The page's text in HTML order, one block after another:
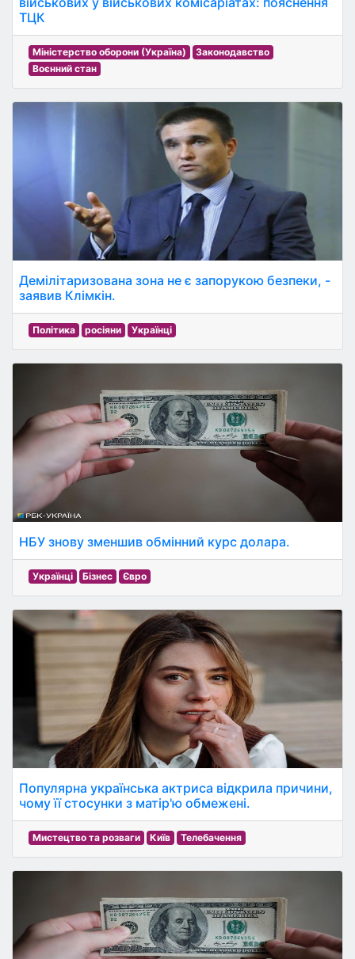
ТЦК
Міністерство оборони (Україна)
Законодавство
Воєнний стан
Демілітаризована зона не є запорукою безпеки, -
заявив Клімкін.
Політика росіяни Українці
НБУ знову зменшив обмінний курс долара.
Українці Бізнес Євро
Популярна українська актриса відкрила причини,
чому її стосунки з матір'ю обмежені.
Мистецтво та розваги Київ Телебачення